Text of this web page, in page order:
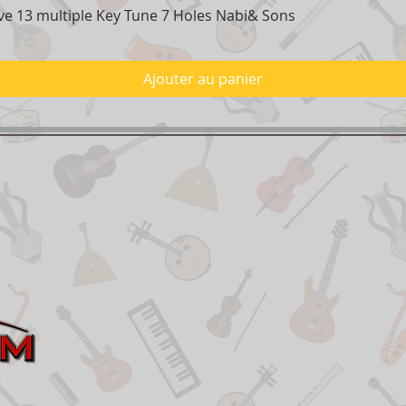
Aperçu rapide
13 multiple Key Tune 7 Holes Nabi& Sons
Ajouter au panier